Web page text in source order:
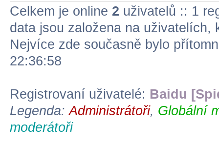
Celkem je online 2 uživatelů :: 1
data jsou založena na
Nejvíce zde současně bylo
22:36:58
Registrovaní uživatelé: Baidu
Legenda:Administrátoři, Globální
moderátoři